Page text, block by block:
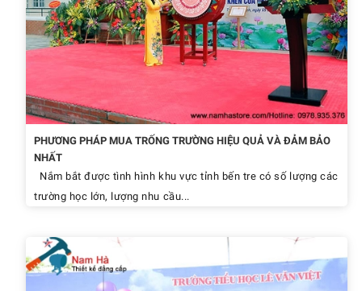
PHƯƠNG PHÁP MUA TRỐNG TRƯỜNG HIỆU QUẢ VÀ ĐẢM BẢO
NHẤT
Nắm bắt được tình hình khu vực tỉnh bến tre có số lượng các
trường học lớn, lượng nhu cầu...